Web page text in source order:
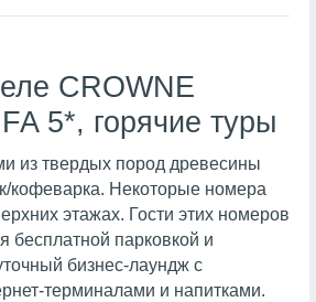
CROWNE
5*, горячие туры
из твердых пород древесины
кофеварка. Некоторые номера
этажах. Гости этих номеров
бесплатной парковкой и
бизнес-лаундж с
терминалами и напитками.